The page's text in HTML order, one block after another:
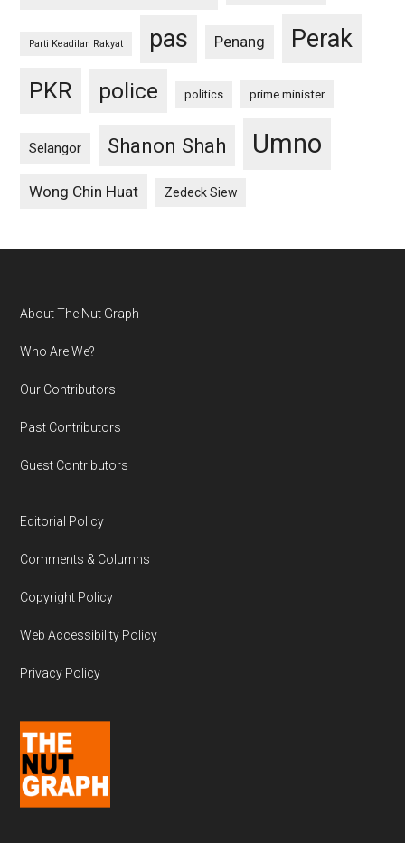
Parti Keadilan Rakyat pas Penang Perak
PKR police politics prime minister
Selangor Shanon Shah Umno
Wong Chin Huat Zedeck Siew
Footer
About The Nut Graph
Who Are We?
Our Contributors
Past Contributors
Guest Contributors
Editorial Policy
Comments & Columns
Copyright Policy
Web Accessibility Policy
Privacy Policy